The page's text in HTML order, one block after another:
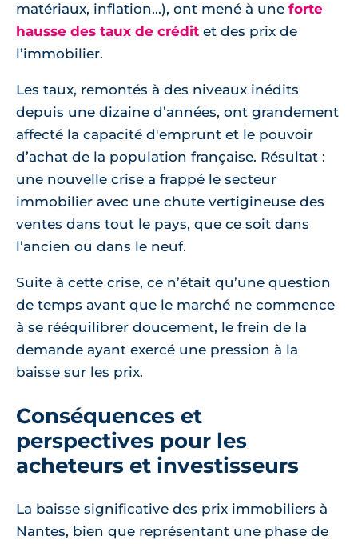
matériaux, inflation...), ont mené à une forte
hausse des taux de crédit et des prix de
l’immobilier.
Les taux, remontés à des niveaux inédits
depuis une dizaine d’années, ont grandement
affecté la capacité d'emprunt et le pouvoir
d’achat de la population française. Résultat :
une nouvelle crise a frappé le secteur
immobilier avec une chute vertigineuse des
ventes dans tout le pays, que ce soit dans
l’ancien ou dans le neuf.
Suite à cette crise, ce n’était qu’une question
de temps avant que le marché ne commence
à se rééquilibrer doucement, le frein de la
demande ayant exercé une pression à la
baisse sur les prix.
Conséquences et
perspectives pour les
acheteurs et investisseurs
La baisse significative des prix immobiliers à
Nantes, bien que représentant une phase de